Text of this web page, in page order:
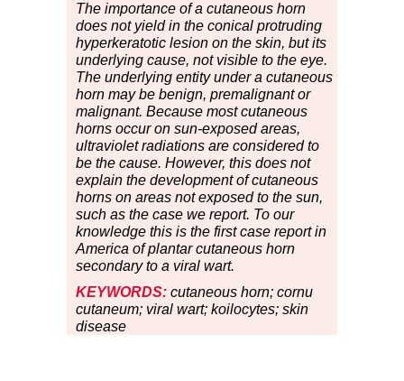
The importance of a cutaneous horn
does not yield in the conical protruding
hyperkeratotic lesion on the skin, but its
underlying cause, not visible to the eye.
The underlying entity under a cutaneous
horn may be benign, premalignant or
malignant. Because most cutaneous
horns occur on sun-exposed areas,
ultraviolet radiations are considered to
be the cause. However, this does not
explain the development of cutaneous
horns on areas not exposed to the sun,
such as the case we report. To our
knowledge this is the first case report in
America of plantar cutaneous horn
secondary to a viral wart.
KEYWORDS: cutaneous horn; cornu
cutaneum; viral wart; koilocytes; skin
disease